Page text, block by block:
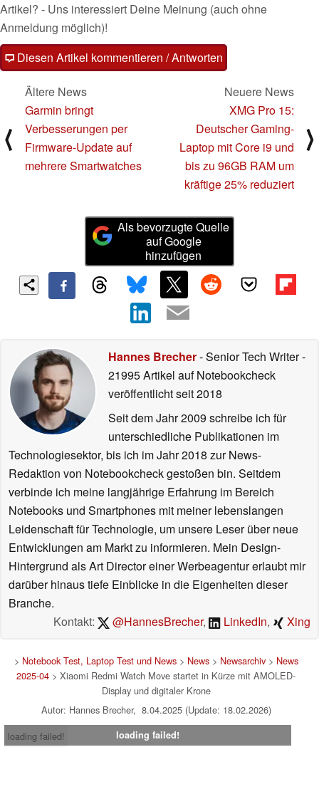
Artikel? - Uns interessiert Deine Meinung (auch ohne
Anmeldung möglich)!
Diesen Artikel kommentieren / Antworten
⟨
Ältere News
Garmin bringt
Verbesserungen per
Firmware-Update auf
mehrere Smartwatches
Neuere News
XMG Pro 15:
Deutscher Gaming-
Laptop mit Core i9 und
bis zu 96GB RAM um
kräftige 25% reduziert
⟩
Als bevorzugte Quelle
auf Google
hinzufügen
Hannes Brecher- Senior Tech Writer-
21995 Artikel auf Notebookcheck
veröffentlichtseit 2018
Seit dem Jahr 2009 schreibe ich für
unterschiedliche Publikationen im
Technologiesektor, bis ich im Jahr 2018 zur News-
Redaktion von Notebookcheck gestoßen bin. Seitdem
verbinde ich meine langjährige Erfahrung im Bereich
Notebooks und Smartphones mit meiner lebenslangen
Leidenschaft für Technologie, um unsere Leser über neue
Entwicklungen am Markt zu informieren. Mein Design-
Hintergrund als Art Director einer Werbeagentur erlaubt mir
darüber hinaus tiefe Einblicke in die Eigenheiten dieser
Branche.
Kontakt:
@HannesBrecher, LinkedIn, Xing
> Notebook Test, Laptop Test und News> News> Newsarchiv> News
2025-04 > Xiaomi Redmi Watch Move startet in Kürze mit AMOLED-
Display und digitaler Krone
Autor: Hannes Brecher, 8.04.2025 (Update: 18.02.2026)
loading failed!
loading failed!